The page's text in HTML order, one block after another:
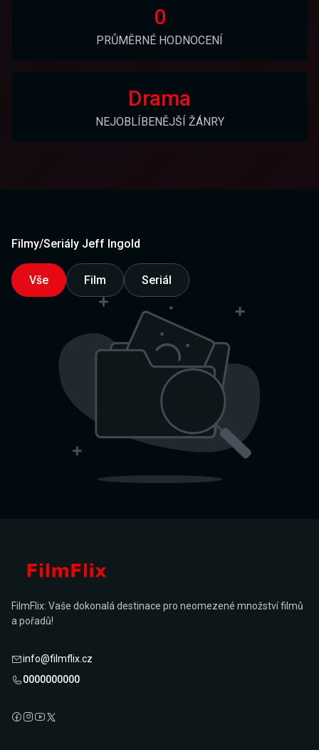
0
PRŮMĚRNÉ HODNOCENÍ
Drama
NEJOBLÍBENĚJŠÍ ŽÁNRY
Filmy/Seriály Jeff Ingold
Vše Film Seriál
FilmFlix: Vaše dokonalá destinace pro neomezené množství filmů
a pořadů!
info@filmflix.cz
0000000000